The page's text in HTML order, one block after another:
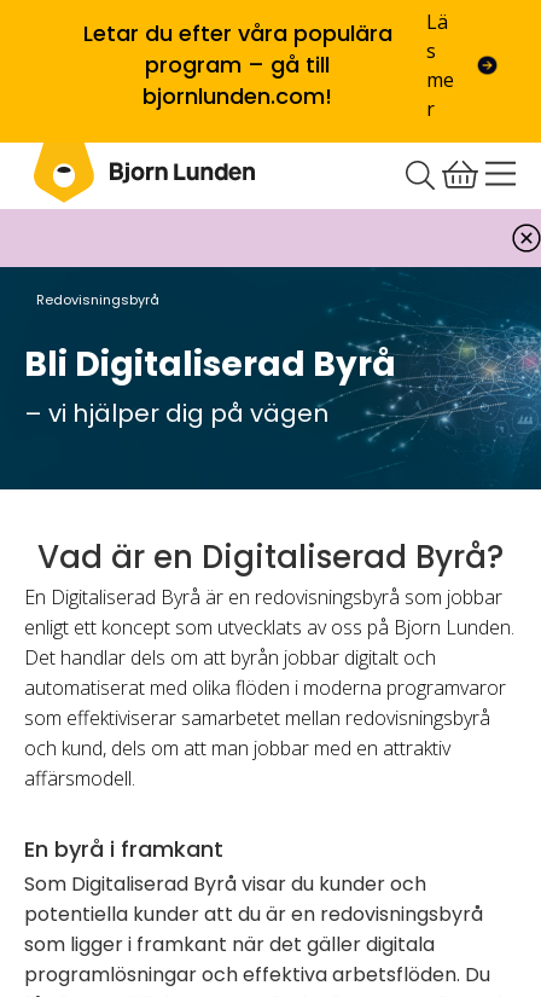
Letar du efter våra populära
program – gå till
bjornlunden.com!
Lä
s
me
r
Redovisningsbyrå
Bli Digitaliserad Byrå
– vi hjälper dig på vägen
Vad är en Digitaliserad Byrå?
En Digitaliserad Byrå är en redovisningsbyrå som jobbar
enligt ett koncept som utvecklats av oss på Bjorn Lunden.
Det handlar dels om att byrån jobbar digitalt och
automatiserat med olika flöden i moderna programvaror
som effektiviserar samarbetet mellan redovisningsbyrå
och kund, dels om att man jobbar med en attraktiv
affärsmodell.
En byrå i framkant
Som Digitaliserad Byrå visar du kunder och
potentiella kunder att du är en redovisningsbyrå
som ligger i framkant när det gäller digitala
programlösningar och effektiva arbetsflöden. Du